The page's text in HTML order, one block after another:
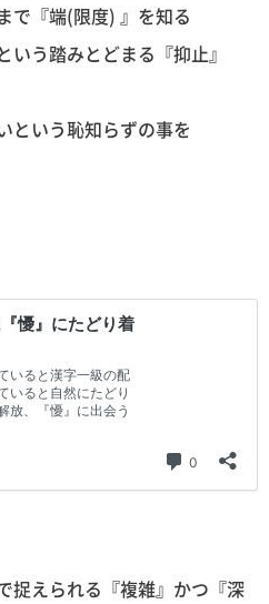
で『端(限度) 』を知る
いう踏みとどまる『抑止』
という恥知らずの事を
捉えられる『複雑』かつ『深